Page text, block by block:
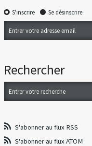
S'inscrire Se désinscrire
Rechercher
S'abonner au flux RSS
S'abonner au flux ATOM